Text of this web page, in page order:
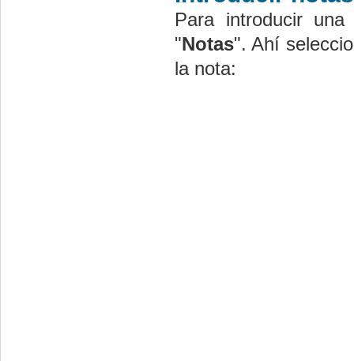
Para introducir
"Notas". Ahí
la nota: